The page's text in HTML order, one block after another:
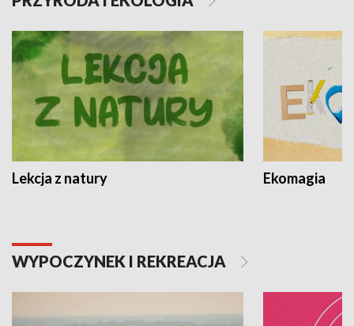
Lekcja z natury Ekomagia
WYPOCZYNEK I REKREACJA